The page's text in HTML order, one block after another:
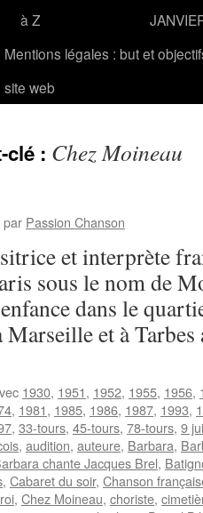
à Z
Mentions légales : but et
site web
clé : Chez Moineau
par Passion Chanson
et interprète
sous le nom de
dans le
Marseille et à
1930, 1951, 1952, 1955, 1956,
, 1981, 1985, 1986, 1987, 1993,
, 33-tours, 45-tours, 78-tours, 9
, audition, auteure, Barbara,
chante Jacques Brel,
, Cabaret du soir, Chanson
, Chez Moineau, choriste,